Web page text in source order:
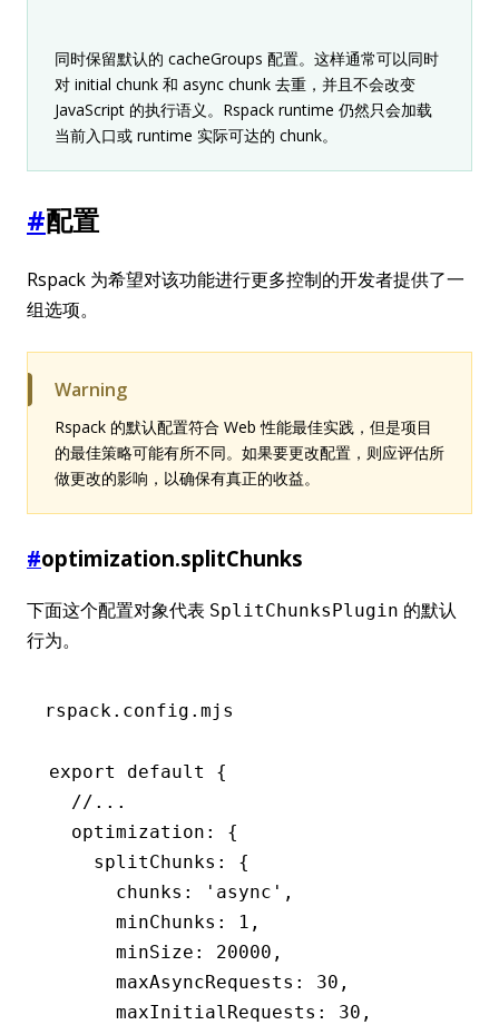
同时保留默认的 cacheGroups 配置。这样通常可以同时
对 initial chunk 和 async chunk 去重，并且不会改变
JavaScript 的执行语义。Rspack runtime 仍然只会加载
当前入口或 runtime 实际可达的 chunk。
#配置
Rspack 为希望对该功能进行更多控制的开发者提供了一
组选项。
Warning
Rspack 的默认配置符合 Web 性能最佳实践，但是项目
的最佳策略可能有所不同。如果要更改配置，则应评估所
做更改的影响，以确保有真正的收益。
#optimization.splitChunks
下面这个配置对象代表 SplitChunksPlugin 的默认
行为。
rspack.config.mjs
export default
{
  //...
  optimization
:
{
    splitChunks
:
{
      chunks
: 'async' ,
      minChunks
: 1 ,
      minSize
: 20000 ,
      maxAsyncRequests
: 30 ,
      maxInitialRequests
: 30 ,